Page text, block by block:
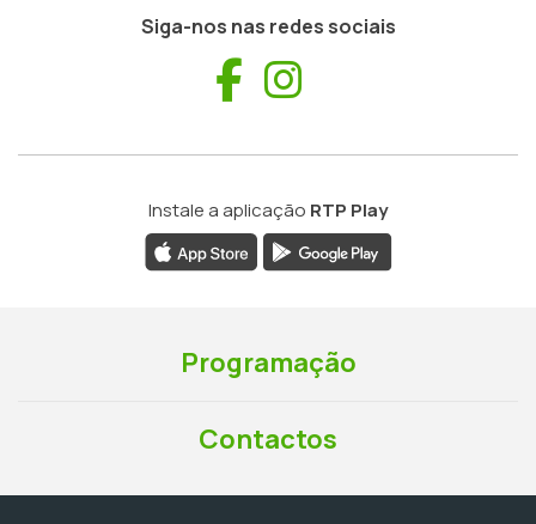
Siga-nos nas redes sociais
Facebook
Instale a aplicação RTP Play
Programação
Contactos